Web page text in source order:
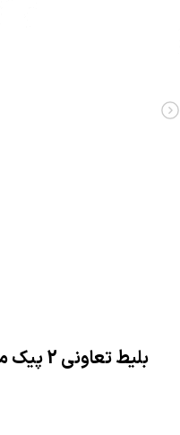
بلیط تعاونی 2 پیک معتمد پرديس مسافربري شرق